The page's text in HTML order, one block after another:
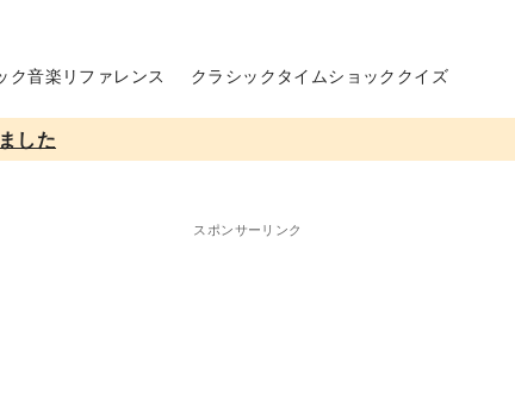
ク音楽リファレンス クラシックタイムショッククイズ
した
スポンサーリンク